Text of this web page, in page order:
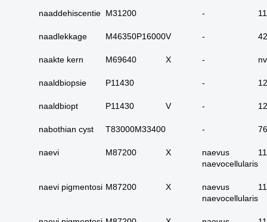
Hoe kunnen we je
slokdarm tot anus
galblaas, galwegen en
25. urinewegen totaal
26. nier en
28. tractus genitalis
29. alle (primaire)
naaddehiscentie M31200 -
naadlekkage M46350P16000V -
naakte kern M69640 X -
naaldbiopsie P11430 -
naaldbiopt P11430 V -
nabothian cyst T83000M33400 -
naevi M87200 X
naevus
naevocellularis
naevi pigmentosi M87200 X
naevus
naevocellularis